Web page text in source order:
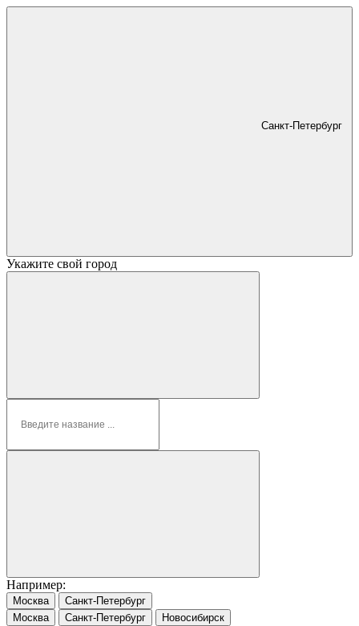
Санкт-Петербург
Укажите свой город
Например:
Москва
Санкт-Петербург
Москва
Санкт-Петербург Новосибирск